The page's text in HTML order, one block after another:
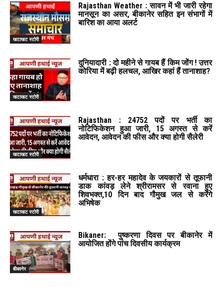
खटाखट स्टोरी
Rajasthan Weather : सावन में भी जारी रहेगा
मानसून का असर, बीकानेर सहित इन संभागों में
बारिश का आया अलर्ट
खटाखट स्टोरी
दुनियादारी : दो महीने से गायब हैं किम जोंग ! उत्तर
कोरिया में बढ़ी हलचल, आखिर कहां हैं तानाशाह?
खटाखट स्टोरी
Rajasthan : 24752 पदों पर भर्ती का
नोटिफिकेशन हुआ जारी, 15 अगस्त से करें
आवेदन, आवेदन की फीस और क्या होगी सैलेरी
खटाखट स्टोरी
धर्मधारा : हर-हर महादेव के जयकारों से तूफानी
डाक कांवड़ लेने श्रीरामसर से रवाना हुए
शिवभक्त,10 दिन बाद गौमुख जल से करेंगे
अभिषेक
बीकानेर
Bikaner: पुष्करणा दिवस पर बीकानेर में
आयोजित होंगे पांच दिवसीय कार्यक्रम